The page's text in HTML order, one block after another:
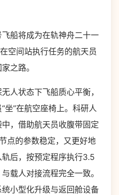
船将成为在轨神舟二十一
空间站执行任务的航天员
之路。
状态下飞船质心平衡，
坐”在航空座椅上。科研人
，借助航天员收腹带固定
点的参数稳定，又更好地
后，按预定程序执行3.5
载人对接流程完全一致。
小型化升级与返回舱设备